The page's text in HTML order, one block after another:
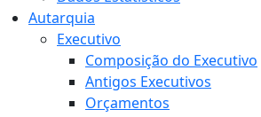
Autarquia
Executivo
Composição do Executivo
Antigos Executivos
Orçamentos